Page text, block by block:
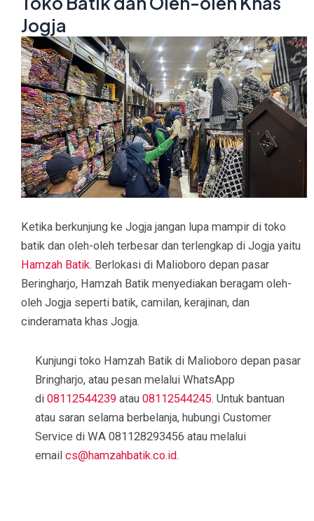
Jogja
Ketika berkunjung ke Jogja jangan lupa mampir di toko
batik dan oleh-oleh terbesar dan terlengkap di Jogja yaitu
Hamzah Batik. Berlokasi di Malioboro depan pasar
Beringharjo, Hamzah Batik menyediakan beragam oleh-
oleh Jogja seperti batik, camilan, kerajinan, dan
cinderamata khas Jogja.
Kunjungi toko Hamzah Batik di Malioboro depan pasar
Bringharjo, atau pesan melalui WhatsApp
di 08112544239 atau 08112544245. Untuk bantuan
atau saran selama berbelanja, hubungi Customer
Service di WA 081128293456 atau melalui
email cs@hamzahbatik.co.id.